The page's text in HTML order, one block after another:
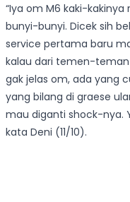
“Iya om M6 kaki-
bunyi-bunyi. Dicek sih
service pertama baru
kalau dari temen-
gak jelas om, ada yang
yang bilang di graese
mau diganti shock-nya.
kata Deni (11/10).